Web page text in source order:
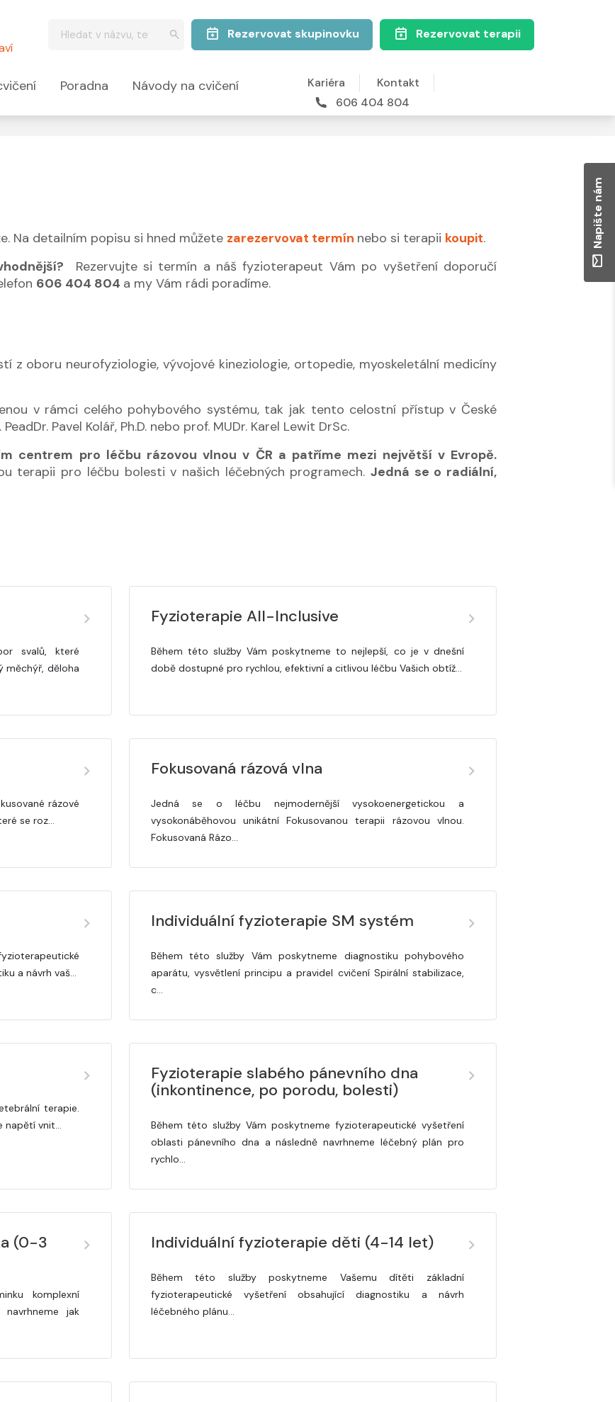
Rezervovat skupinovku Rezervovat terapii
Poradna Návody na cvičení Kariéra
Kontakt
606 404 804
Na detailním popisu si hned můžete zarezervovat termín nebo si terapii koupit.
Rezervujte si termín a náš fyzioterapeut Vám po vyšetření doporučí
606 404 804 a my Vám rádi poradíme.
z oboru neurofyziologie, vývojové kineziologie, ortopedie, myoskeletální medicíny
v rámci celého pohybového systému, tak jak tento celostní přístup v České
Pavel Kolář, Ph.D. nebo prof. MUDr. Karel Lewit DrSc.
centrem pro léčbu rázovou vlnou v ČR a patříme mezi největší v Evropě.
terapii pro léčbu bolesti v našich léčebných programech. Jedná se o radiální,
svalů, které
měchýř, děloha
Fyzioterapie All-Inclusive
Během této služby Vám poskytneme to nejlepší, co je v dnešní
době dostupné pro rychlou, efektivní a citlivou léčbu Vašich obtíž…
rázové
se roz…
Fokusovaná rázová vlna
Jedná se o léčbu nejmodernější vysokoenergetickou a
vysokonáběhovou unikátní Fokusovanou terapii rázovou vlnou.
Fokusovaná Rázo…
a návrh vaš…
Individuální fyzioterapie SM systém
Během této služby Vám poskytneme diagnostiku pohybového
aparátu, vysvětlení principu a pravidel cvičení Spirální stabilizace,
c…
terapie.
vnit…
Fyzioterapie slabého pánevního dna
(inkontinence, po porodu, bolesti)
Během této služby Vám poskytneme fyzioterapeutické vyšetření
oblasti pánevního dna a následně navrhneme léčebný plán pro
rychlo…
(0-3
komplexní
navrhneme jak
Individuální fyzioterapie děti (4-14 let)
Během této služby poskytneme Vašemu dítěti základní
fyzioterapeutické vyšetření obsahující diagnostiku a návrh
léčebného plánu…
Napište nám